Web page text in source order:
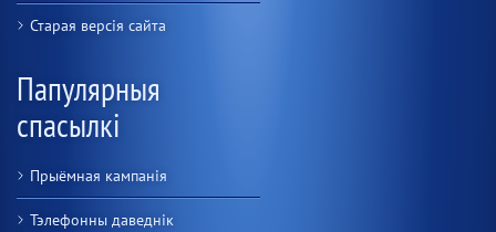
Старая версiя сайта
Папулярныя
спасылкі
Прыёмная кампанія
Тэлефонны даведнік